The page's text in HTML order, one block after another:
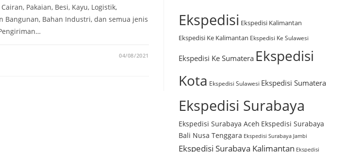
Pakaian, Besi, Kayu, Logistik,
Bangunan, Bahan Industri, dan semua jenis
04/08/2021
Ekspedisi Ekspedisi Kalimantan
Ekspedisi Ke Kalimantan Ekspedisi Ke Sulawesi
Ekspedisi Ke Sumatera Ekspedisi
Kota Ekspedisi Sulawesi Ekspedisi Sumatera
Ekspedisi Surabaya
Ekspedisi Surabaya Aceh Ekspedisi Surabaya
Bali Nusa Tenggara Ekspedisi Surabaya Jambi
Ekspedisi Surabaya Kalimantan Ekspedisi